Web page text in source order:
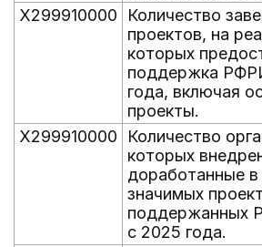
X299910000
Количество
проектов, на
которых
поддержка
года, включая
проекты.
X299910000
Количество
которых
доработанные
значимых
поддержанных
с 2025 года.